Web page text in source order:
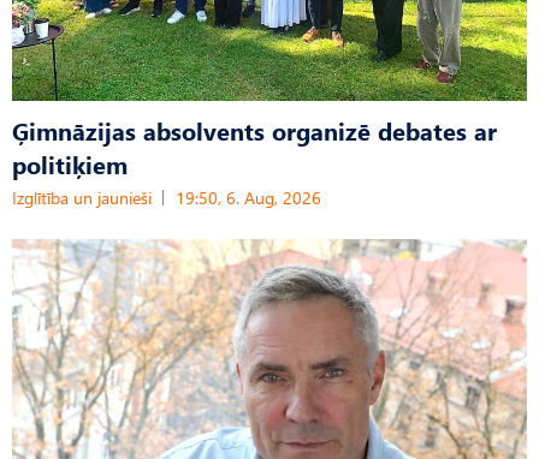
Ģimnāzijas absolvents organizē debates ar
politiķiem
Izglītība un jaunieši 19:50, 6. Aug, 2026